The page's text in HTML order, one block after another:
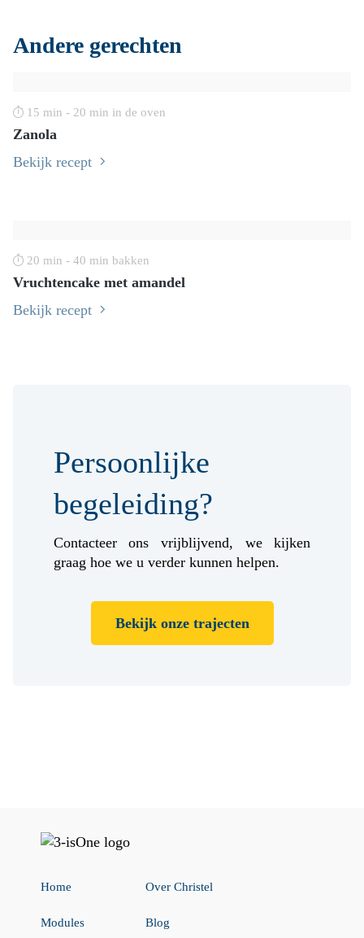
Andere gerechten
15 min - 20 min in de oven
Zanola
Bekijk recept
20 min - 40 min bakken
Vruchtencake met amandel
Bekijk recept
Persoonlijke
begeleiding?
Contacteer ons vrijblijvend, we kijken
graag hoe we u verder kunnen helpen.
Bekijk onze trajecten
Home
Modules
Over Christel
Blog